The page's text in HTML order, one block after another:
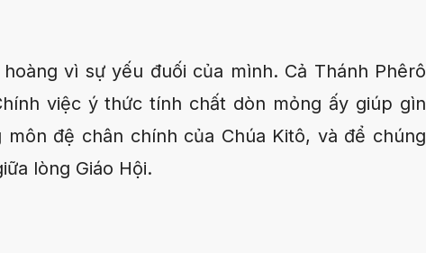
vì sự yếu đuối của mình. Cả Thánh Phêrô
việc ý thức tính chất dòn mỏng ấy giúp gìn
đệ chân chính của Chúa Kitô, và để chúng
lòng Giáo Hội.